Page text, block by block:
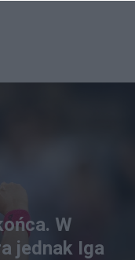
W
jednak Iga